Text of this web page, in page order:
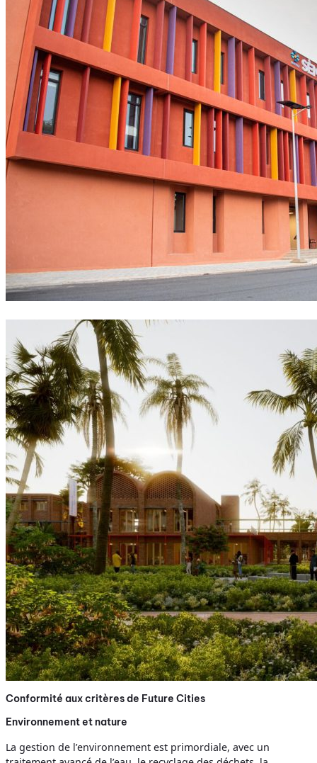
Conformité aux critères de Future Cities
Environnement et nature
La gestion de l’environnement est primordiale, avec un